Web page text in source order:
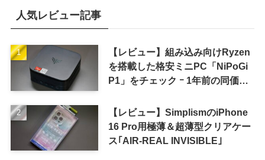
人気レビュー記事
【レビュー】組み込み向けRyzen
を搭載した格安ミニPC「NiPoGi
P1」をチェック ｰ 1年前の同価格
【レビュー】SimplismのiPhone
16 Pro用極薄＆超薄型クリアケー
ス｢AIR-REAL INVISIBLE｣